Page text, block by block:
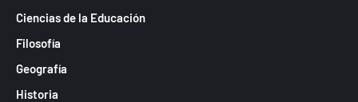
Ciencias de la Educación
Filosofía
Geografía
Historia